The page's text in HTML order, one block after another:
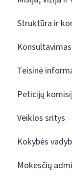
Struktūra ir
Teisinė
Peticijų
Veiklos sritys
Kokybės
Mokesčių